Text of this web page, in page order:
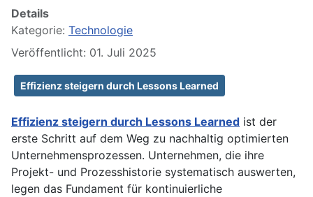
Details
Kategorie: Technologie
Veröffentlicht: 01. Juli 2025
Effizienz steigern durch Lessons Learned
Effizienz steigern durch Lessons Learned ist der
erste Schritt auf dem Weg zu nachhaltig optimierten
Unternehmensprozessen. Unternehmen, die ihre
Projekt- und Prozesshistorie systematisch auswerten,
legen das Fundament für kontinuierliche